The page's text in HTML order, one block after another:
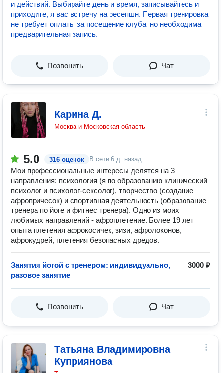
и действий. Выбирайте день и время, записывайтесь и
приходите, я вас встречу на ресепшн. Первая тренировка
не требует оплаты за посещение клуба, но необходима
предварительная запись.
Позвонить Чат
Карина Д.
Москва и Московская область
5.0 316 оценок В сети 6 д. назад
Мои профессиональные интересы делятся на 3
направления: психология (я по образованию клинический
психолог и психолог-сексолог), творчество (создание
афропричесок) и спортивная деятельность (образование
тренера по йоге и фитнес тренера). Одно из моих
любимых направлений - афроплетение. Более 19 лет
опыта плетения афрокосичек, зизи, афролоконов,
афрокудрей, плетения безопасных дредов.
Занятия йогой с тренером: индивидуально,
разовое занятие
3000 ₽
Позвонить Чат
Татьяна Владимировна
Куприянова